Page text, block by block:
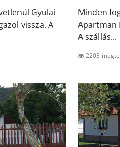
Gyulai
vissza. A
Minden
Apartman
A szállás...
2203